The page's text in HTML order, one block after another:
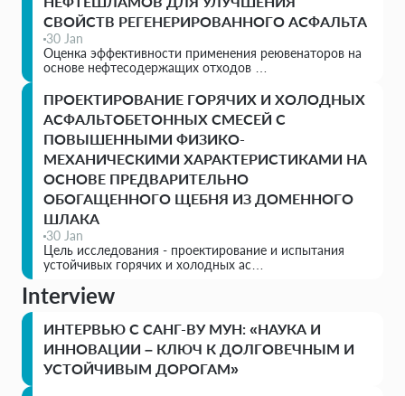
СВОЙСТВ РЕГЕНЕРИРОВАННОГО АСФАЛЬТА
30 Jan
Оценка эффективности применения реювенаторов на
основе нефтесодержащих отходов …
ПРОЕКТИРОВАНИЕ ГОРЯЧИХ И ХОЛОДНЫХ
АСФАЛЬТОБЕТОННЫХ СМЕСЕЙ С
ПОВЫШЕННЫМИ ФИЗИКО-
МЕХАНИЧЕСКИМИ ХАРАКТЕРИСТИКАМИ НА
ОСНОВЕ ПРЕДВАРИТЕЛЬНО
ОБОГАЩЕННОГО ЩЕБНЯ ИЗ ДОМЕННОГО
ШЛАКА
30 Jan
Цель исследования - проектирование и испытания
устойчивых горячих и холодных ас…
Interview
ИНТЕРВЬЮ С САНГ-ВУ МУН: «НАУКА И
ИННОВАЦИИ – КЛЮЧ К ДОЛГОВЕЧНЫМ И
УСТОЙЧИВЫМ ДОРОГАМ»